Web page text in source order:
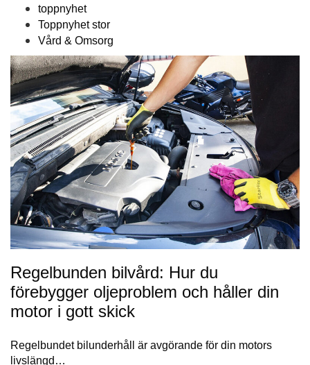
toppnyhet
Toppnyhet stor
Vård & Omsorg
Regelbunden bilvård: Hur du
förebygger oljeproblem och håller din
motor i gott skick
Regelbundet bilunderhåll är avgörande för din motors
livslängd…